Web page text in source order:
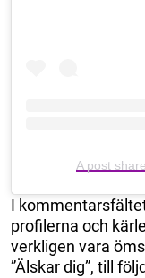
A post
I
profilerna och
verkligen vara
”Älskar dig”, till